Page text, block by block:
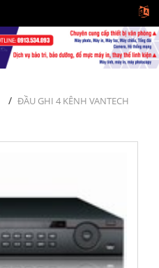
/ ĐẦU GHI 4 KÊNH VANTECH